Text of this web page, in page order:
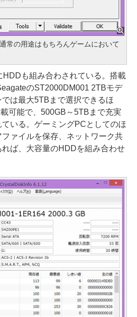
常の用途はもちろんゲームにおいて
も組み合わされている。搭載
のST2000DM001 2TBモデ
は最大5TBまで選択できるほ
可能で、500GB～5TBまで充実
いる。ゲーミングPCとしてのほ
ァイルを保存、ネットワーク共
ば、大容量のHDDを組み合わせ